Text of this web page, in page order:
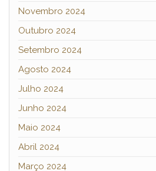
Novembro 2024
Outubro 2024
Setembro 2024
Agosto 2024
Julho 2024
Junho 2024
Maio 2024
Abril 2024
Março 2024